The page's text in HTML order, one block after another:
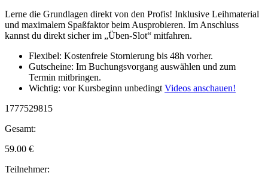
Lerne die Grundlagen direkt von den Profis! Inklusive Leihmaterial
und maximalem Spaßfaktor beim Ausprobieren. Im Anschluss
kannst du direkt sicher im „Üben-Slot“ mitfahren.
Flexibel: Kostenfreie Stornierung bis 48h vorher.
Gutscheine: Im Buchungsvorgang auswählen und zum
Termin mitbringen.
Wichtig: vor Kursbeginn unbedingt Videos anschauen!
1777529815
Gesamt:
59.00 €
Teilnehmer: